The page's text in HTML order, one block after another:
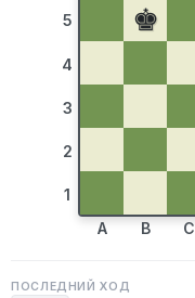
5
4
3
2
1
♚
A B C
ПОСЛЕДНИЙ ХОД